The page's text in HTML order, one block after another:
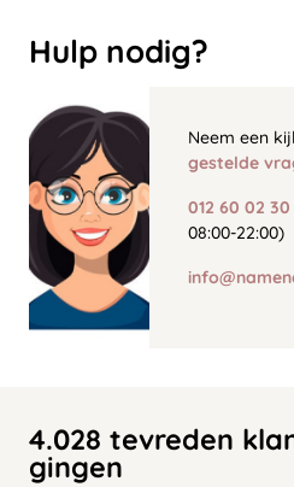
Hulp nodig?
Neem een
gestelde
012 60 02 30
08:00-22:00)
4.028 tevreden
gingen